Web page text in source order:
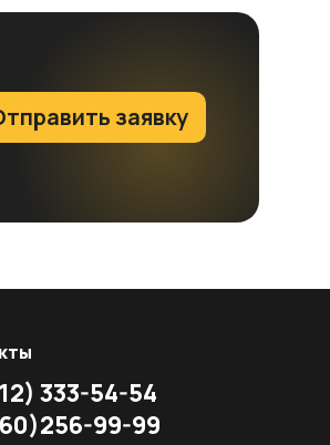
заявку
333-54-54
256-99-99